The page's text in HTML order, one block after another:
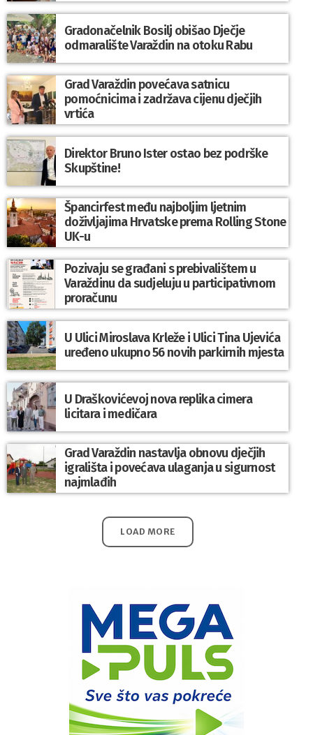
Gradonačelnik Bosilj obišao Dječje
odmaralište Varaždin na otoku Rabu
Grad Varaždin povećava satnicu
pomoćnicima i zadržava cijenu dječjih
vrtića
Direktor Bruno Ister ostao bez podrške
Skupštine!
Špancirfest među najboljim ljetnim
doživljajima Hrvatske prema Rolling Stone
UK-u
Pozivaju se građani s prebivalištem u
Varaždinu da sudjeluju u participativnom
proračunu
U Ulici Miroslava Krleže i Ulici Tina Ujevića
uređeno ukupno 56 novih parkirnih mjesta
U Draškovićevoj nova replika cimera
licitara i medičara
Grad Varaždin nastavlja obnovu dječjih
igrališta i povećava ulaganja u sigurnost
najmlađih
LOAD MORE